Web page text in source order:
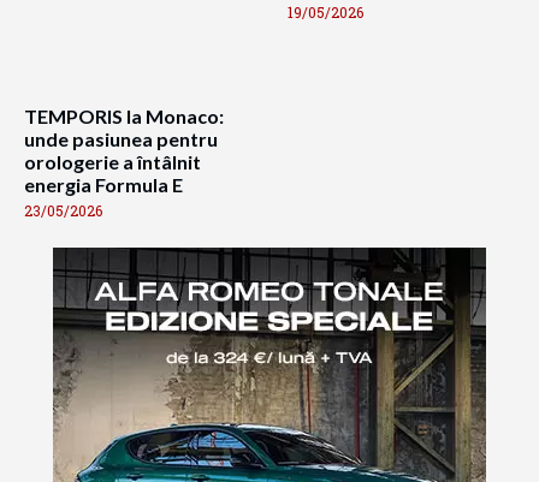
TEMPORIS la Monaco:
unde pasiunea pentru
orologerie a întâlnit
energia Formula E
23/05/2026
19/05/2026